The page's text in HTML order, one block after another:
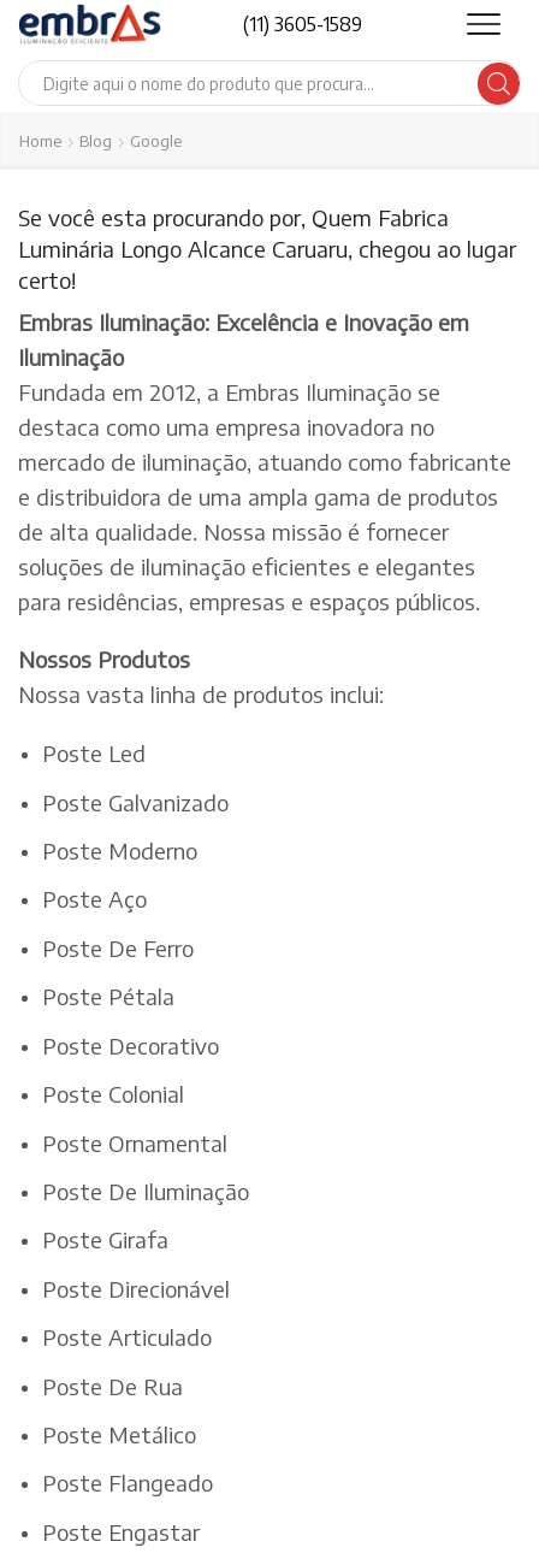
(11) 3605-1589
Search
Home Blog Google
Se você esta procurando por, Quem Fabrica
Luminária Longo Alcance Caruaru, chegou ao lugar
certo!
Embras Iluminação: Excelência e Inovação em
Iluminação
Fundada em 2012, a Embras Iluminação se
destaca como uma empresa inovadora no
mercado de iluminação, atuando como fabricante
e distribuidora de uma ampla gama de produtos
de alta qualidade. Nossa missão é fornecer
soluções de iluminação eficientes e elegantes
para residências, empresas e espaços públicos.
Nossos Produtos
Nossa vasta linha de produtos inclui:
Poste Led
Poste Galvanizado
Poste Moderno
Poste Aço
Poste De Ferro
Poste Pétala
Poste Decorativo
Poste Colonial
Poste Ornamental
Poste De Iluminação
Poste Girafa
Poste Direcionável
Poste Articulado
Poste De Rua
Poste Metálico
Poste Flangeado
Poste Engastar